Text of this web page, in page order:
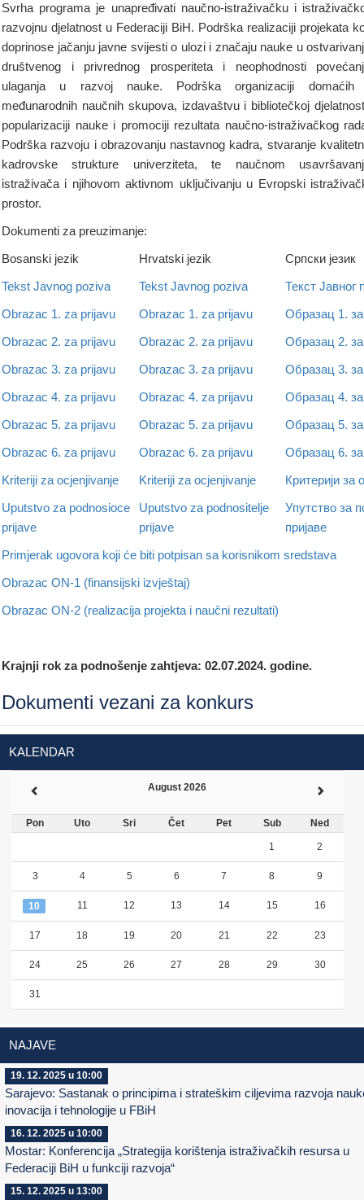
Svrha programa je unapređivati naučno-istraživačku i
razvojnu djelatnost u Federaciji BiH. Podrška realizaciji projekata
doprinose jačanju javne svijesti o ulozi i značaju nauke u
društvenog i privrednog prosperiteta i neophodnosti
ulaganja u razvoj nauke. Podrška organizaciji
međunarodnih naučnih skupova, izdavaštvu i bibliotečkoj
popularizaciji nauke i promociji rezultata naučno-istraživačkog
Podrška razvoju i obrazovanju nastavnog kadra, stvaranje
kadrovske strukture univerziteta, te naučnom
istraživača i njihovom aktivnom uključivanju u Evropski
prostor.
Dokumenti za preuzimanje:
Bosanski jezik
Hrvatski jezik
Српски језик
Tekst Javnog poziva
Tekst Javnog poziva
Текст Јавног
Obrazac 1. za prijavu
Obrazac 2. za prijavu
Obrazac 3. za prijavu
Obrazac 4. za prijavu
Obrazac 5. za prijavu
Obrazac 6. za prijavu
Obrazac 1. za prijavu
Obrazac 2. za prijavu
Obrazac 3. za prijavu
Obrazac 4. za prijavu
Obrazac 5. za prijavu
Obrazac 6. za prijavu
Образац 1. за
Образац 2. за
Образац 3. за
Образац 4. за
Образац 5. за
Образац 6. за
Kriteriji za ocjenjivanje
Kriteriji za ocjenjivanje
Критерији за
Uputstvo za podnosioce
prijave
Uputstvo za podnositelje
prijave
Упутство за
пријаве
Primjerak ugovora koji će biti potpisan sa korisnikom sredstava
Obrazac ON-1 (finansijski izvještaj)
Obrazac ON-2 (realizacija projekta i naučni rezultati)
Krajnji rok za podnošenje zahtjeva: 02.07.2024. godine.
Dokumenti vezani za konkurs
KALENDAR
August 2026
Pon Uto Sri Čet Pet Sub Ned
1 2
3 4 5 6 7 8 9
10 11 12 13 14 15 16
17 18 19 20 21 22 23
24 25 26 27 28 29 30
31
NAJAVE
19. 12. 2025 u 10:00
Sarajevo: Sastanak o principima i strateškim ciljevima razvoja
inovacija i tehnologije u FBiH
16. 12. 2025 u 10:00
Mostar: Konferencija „Strategija korištenja istraživačkih resursa u
Federaciji BiH u funkciji razvoja“
15. 12. 2025 u 13:00